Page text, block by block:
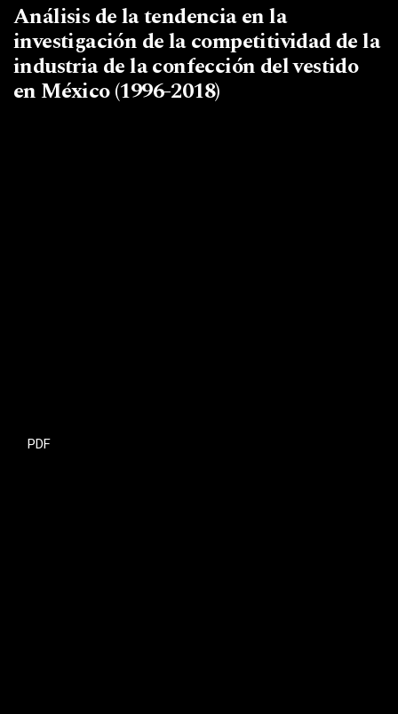
Análisis de la tendencia en la
investigación de la competitividad de la
industria de la confección del vestido
en México (1996-2018)
PDF